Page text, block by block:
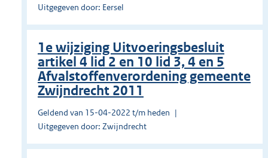
Uitgegeven door: Eersel
1e wijziging Uitvoeringsbesluit
artikel 4 lid 2 en 10 lid 3, 4 en 5
Afvalstoffenverordening gemeente
Zwijndrecht 2011
Geldend van 15-04-2022 t/m heden
Uitgegeven door: Zwijndrecht